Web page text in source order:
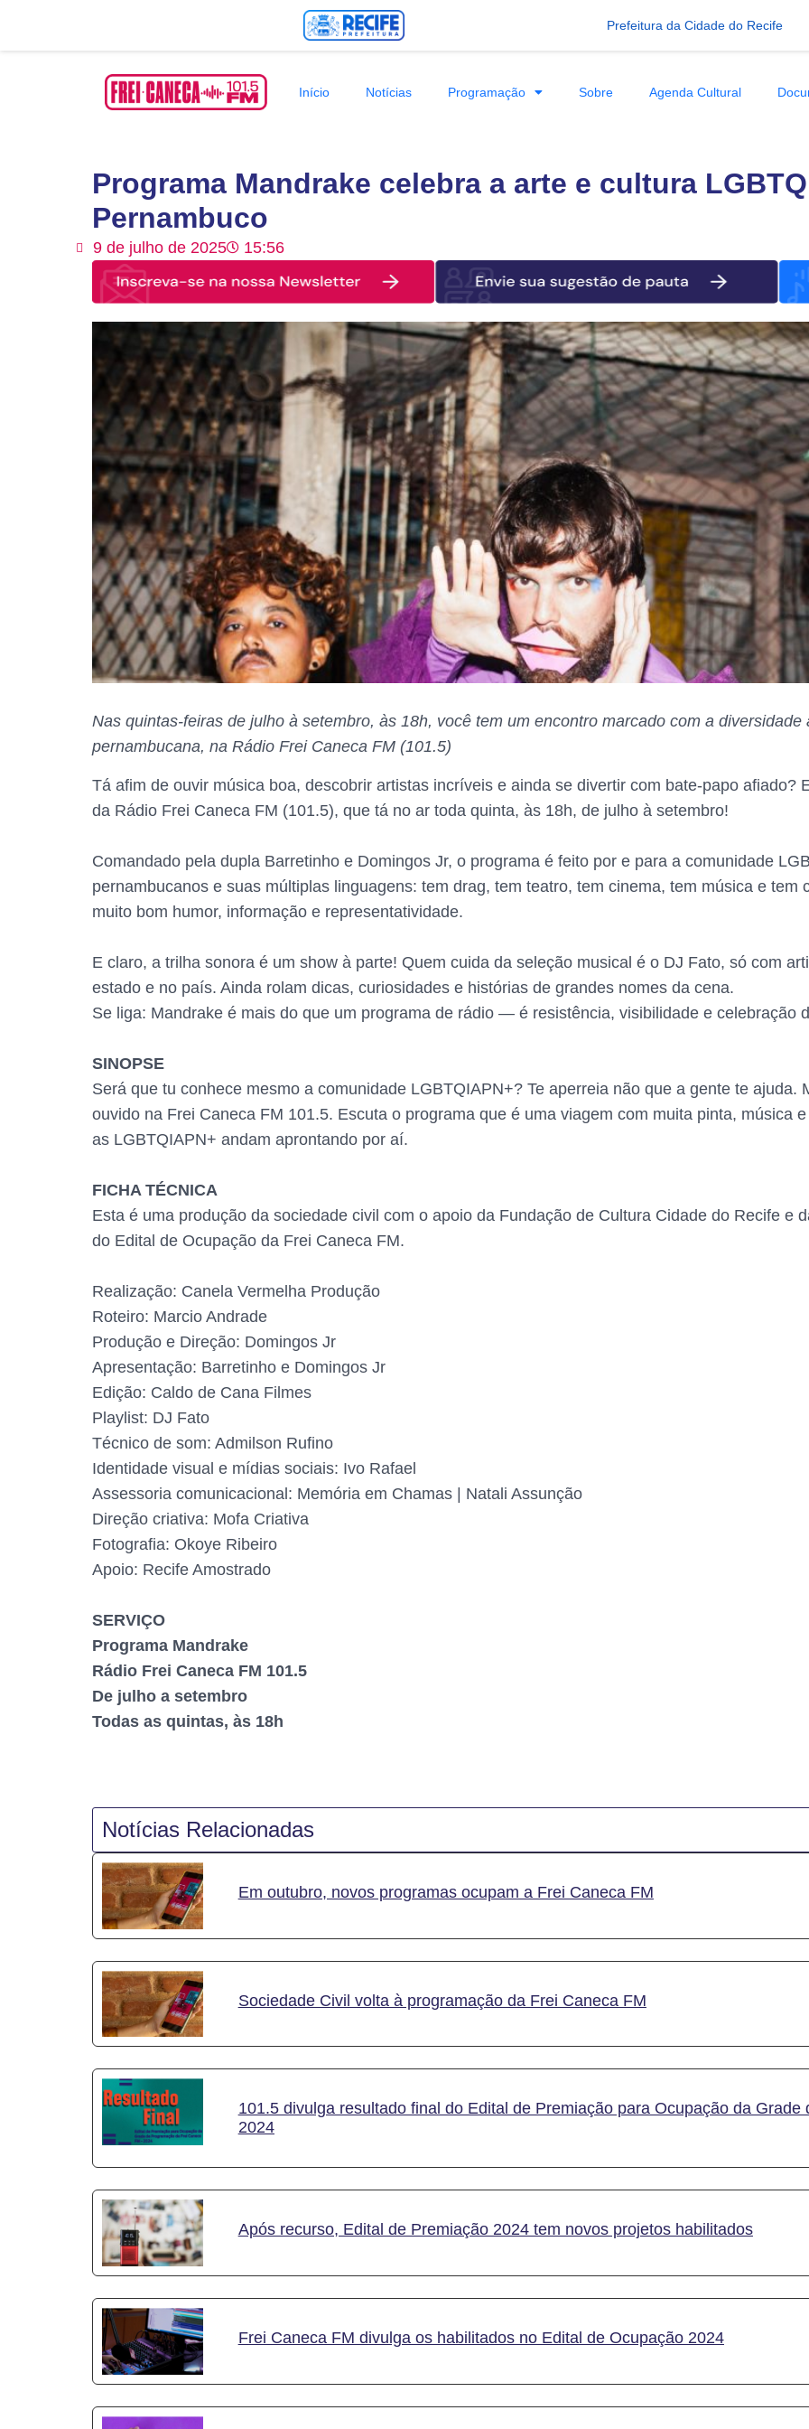
Prefeitura da Cidade do Recife
Início Notícias Programação Sobre Agenda Cultural
Programa Mandrake celebra a arte e cultura
Pernambuco
9 de julho de 2025 15:56
Nas quintas-feiras de julho à setembro, às 18h, você tem um encontro marcado com a
pernambucana, na Rádio Frei Caneca FM (101.5)
Tá afim de ouvir música boa, descobrir artistas incríveis e ainda se divertir com bate-papo afiado?
da Rádio Frei Caneca FM (101.5), que tá no ar toda quinta, às 18h, de julho à setembro!
Comandado pela dupla Barretinho e Domingos Jr, o programa é feito por e para a comunidade
pernambucanos e suas múltiplas linguagens: tem drag, tem teatro, tem cinema, tem música e tem
muito bom humor, informação e representatividade.
E claro, a trilha sonora é um show à parte! Quem cuida da seleção musical é o DJ Fato, só com
estado e no país. Ainda rolam dicas, curiosidades e histórias de grandes nomes da cena.
Se liga: Mandrake é mais do que um programa de rádio — é resistência, visibilidade e celebração
SINOPSE
Será que tu conhece mesmo a comunidade LGBTQIAPN+? Te aperreia não que a gente te ajuda.
ouvido na Frei Caneca FM 101.5. Escuta o programa que é uma viagem com muita pinta, música
as LGBTQIAPN+ andam aprontando por aí.
FICHA TÉCNICA
Esta é uma produção da sociedade civil com o apoio da Fundação de Cultura Cidade do Recife e
do Edital de Ocupação da Frei Caneca FM.
Realização: Canela Vermelha Produção
Roteiro: Marcio Andrade
Produção e Direção: Domingos Jr
Apresentação: Barretinho e Domingos Jr
Edição: Caldo de Cana Filmes
Playlist: DJ Fato
Técnico de som: Admilson Rufino
Identidade visual e mídias sociais: Ivo Rafael
Assessoria comunicacional: Memória em Chamas | Natali Assunção
Direção criativa: Mofa Criativa
Fotografia: Okoye Ribeiro
Apoio: Recife Amostrado
SERVIÇO
Programa Mandrake
Rádio Frei Caneca FM 101.5
De julho a setembro
Todas as quintas, às 18h
Notícias Relacionadas
Em outubro, novos programas ocupam a Frei Caneca FM
Sociedade Civil volta à programação da Frei Caneca FM
101.5 divulga resultado final do Edital de Premiação para Ocupação da
2024
Após recurso, Edital de Premiação 2024 tem novos projetos habilitados
Frei Caneca FM divulga os habilitados no Edital de Ocupação 2024